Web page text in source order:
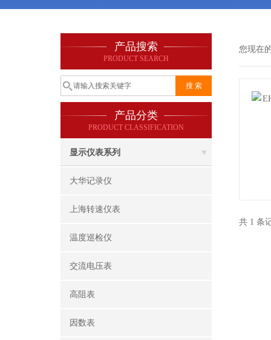
产品搜索
PRODUCT SEARCH
产品分类
PRODUCT CLASSIFICATION
显示仪表系列
大华记录仪
上海转速仪表
温度巡检仪
交流电压表
高阻表
因数表
您现在
共 1 条